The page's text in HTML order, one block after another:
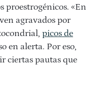
proestrogénicos. «En
agravados por
picos de
en alerta. Por eso,
ciertas pautas que